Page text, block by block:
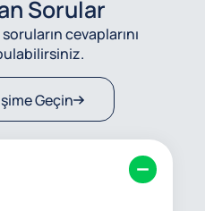
Sorular
cevaplarını
Geçin